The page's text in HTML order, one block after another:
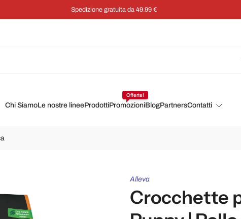
Risparmia il 5% su ogni ordine
Chi SiamoLe nostre lineeProdottiPromozioni
Offerte!
BlogPartnersContatti
Alleva
Crocchette